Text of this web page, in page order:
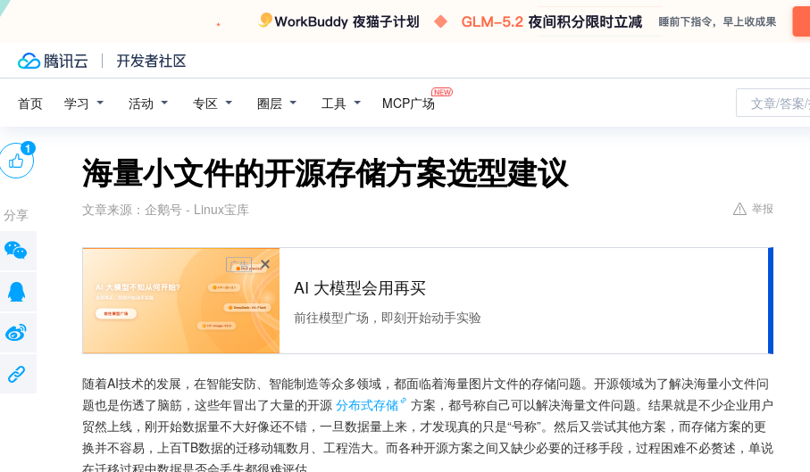
首页 学习 活动 专区 圈层 工具 MCP广场 文章/答案
海量小文件的开源存储方案选型建议
文章来源： 企鹅号 - Linux宝库 举报
广告
AI 大模型会用再买
前往模型广场，即刻开始动手实验
随着AI技术的发展，在智能安防、智能制造等众多领域，都面临着海量图片文件的存储问题。开源领域为了解决海量小文件问
题也是伤透了脑筋，这些年冒出了大量的开源 分布式存储
方案，都号称自己可以解决海量文件问题。结果就是不少企业用户
贸然上线，刚开始数据量不大好像还不错，一旦数据量上来，才发现真的只是“号称”。然后又尝试其他方案，而存储方案的更
换并不容易，上百TB数据的迁移动辄数月、工程浩大。而各种开源方案之间又缺少必要的迁移手段，过程困难不必赘述，单说
在迁移过程中数据是否会丢失都很难评估。
1
分享